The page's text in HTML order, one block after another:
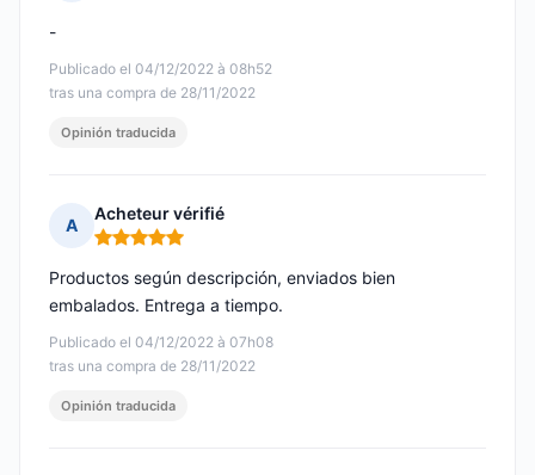
Publicado el 04/12/2022 à 08h52
tras una compra de 28/11/2022
-
Opinión traducida
A
Acheteur vérifié
Nota: 5 de 5
Publicado el 04/12/2022 à 07h08
tras una compra de 28/11/2022
Productos según descripción, enviados bien
embalados. Entrega a tiempo.
Opinión traducida